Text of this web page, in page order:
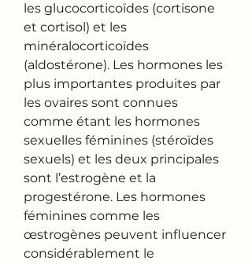
les glucocorticoïdes (cortisone
et cortisol) et les
minéralocorticoïdes
(aldostérone). Les hormones les
plus importantes produites par
les ovaires sont connues
comme étant les hormones
sexuelles féminines (stéroïdes
sexuels) et les deux principales
sont l’estrogène et la
progestérone. Les hormones
féminines comme les
œstrogènes peuvent influencer
considérablement le